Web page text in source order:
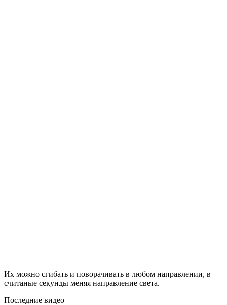
Их можно сгибать и поворачивать в любом направлении, в
считаные секунды меняя направление света.
Последние видео